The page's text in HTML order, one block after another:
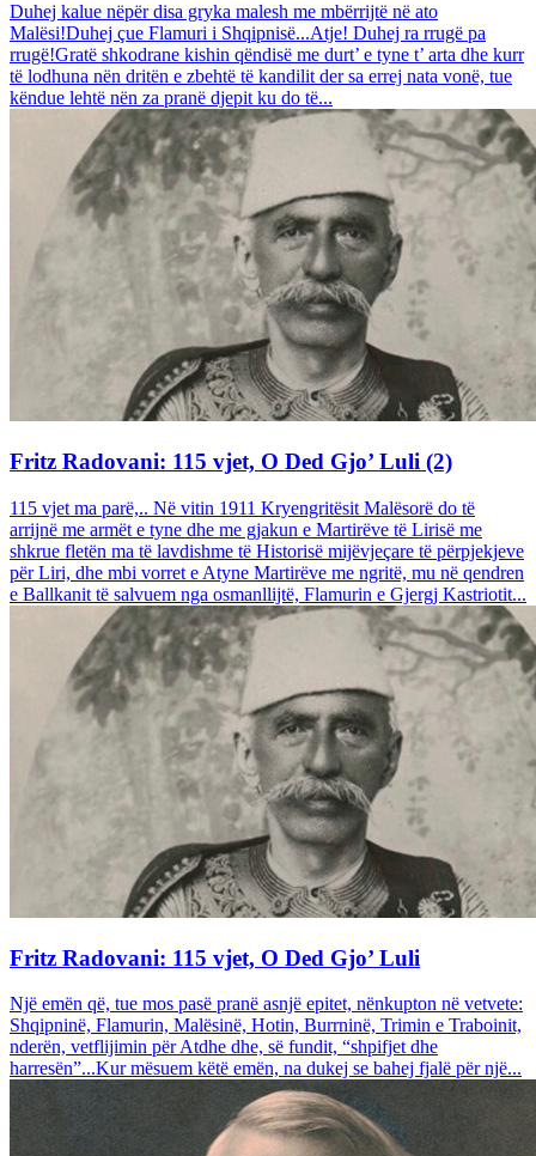
Duhej kalue nëpër disa gryka malesh me mbërrijtë në ato
Malësi!Duhej çue Flamuri i Shqipnisë...Atje! Duhej ra rrugë pa
rrugë!Gratë shkodrane kishin qëndisë me durt’ e tyne t’ arta dhe kurr
të lodhuna nën dritën e zbehtë të kandilit der sa errej nata vonë, tue
këndue lehtë nën za pranë djepit ku do të...
Fritz Radovani: 115 vjet, O Ded Gjo’ Luli (2)
115 vjet ma parë,.. Në vitin 1911 Kryengritësit Malësorë do të
arrijnë me armët e tyne dhe me gjakun e Martirëve të Lirisë me
shkrue fletën ma të lavdishme të Historisë mijëvjeçare të përpjekjeve
për Liri, dhe mbi vorret e Atyne Martirëve me ngritë, mu në qendren
e Ballkanit të salvuem nga osmanllijtë, Flamurin e Gjergj Kastriotit...
Fritz Radovani: 115 vjet, O Ded Gjo’ Luli
Një emën që, tue mos pasë pranë asnjë epitet, nënkupton në vetvete:
Shqipninë, Flamurin, Malësinë, Hotin, Burrninë, Trimin e Traboinit,
nderën, vetflijimin për Atdhe dhe, së fundit, “shpifjet dhe
harresën”...Kur mësuem këtë emën, na dukej se bahej fjalë për një...